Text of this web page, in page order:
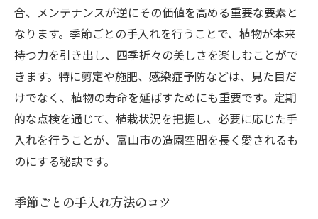
合、メンテナンスが逆にその価値を高める重要な要素と
なります。季節ごとの手入れを行うことで、植物が本来
持つ力を引き出し、四季折々の美しさを楽しむことがで
きます。特に剪定や施肥、感染症予防などは、見た目だ
けでなく、植物の寿命を延ばすためにも重要です。定期
的な点検を通じて、植栽状況を把握し、必要に応じた手
入れを行うことが、富山市の造園空間を長く愛されるも
のにする秘訣です。
季節ごとの手入れ方法のコツ